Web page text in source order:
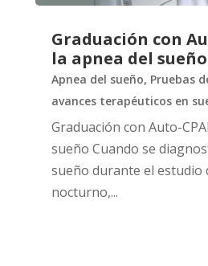
Graduación con
la apnea del sueño
Apnea del sueño, Pruebas
avances terapéuticos en
Graduación con Auto-
sueño Cuando se
sueño durante el estudio
nocturno,...